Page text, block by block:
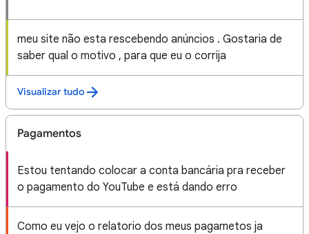
meu site não esta rescebendo anúncios . Gostaria de
saber qual o motivo , para que eu o corrija
Visualizar tudo
Pagamentos
Estou tentando colocar a conta bancária pra receber
o pagamento do YouTube e está dando erro
Como eu vejo o relatorio dos meus pagametos ja